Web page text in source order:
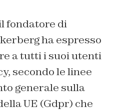
fondatore di
ha espresso
a tutti i suoi utenti
secondo le linee
generale sulla
UE (Gdpr) che